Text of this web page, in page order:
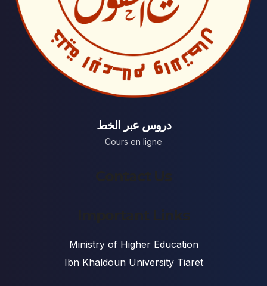
دروس عبر الخط
Cours en ligne
Contact Us
Important Links
Ministry of Higher Education
Ibn Khaldoun University Tiaret